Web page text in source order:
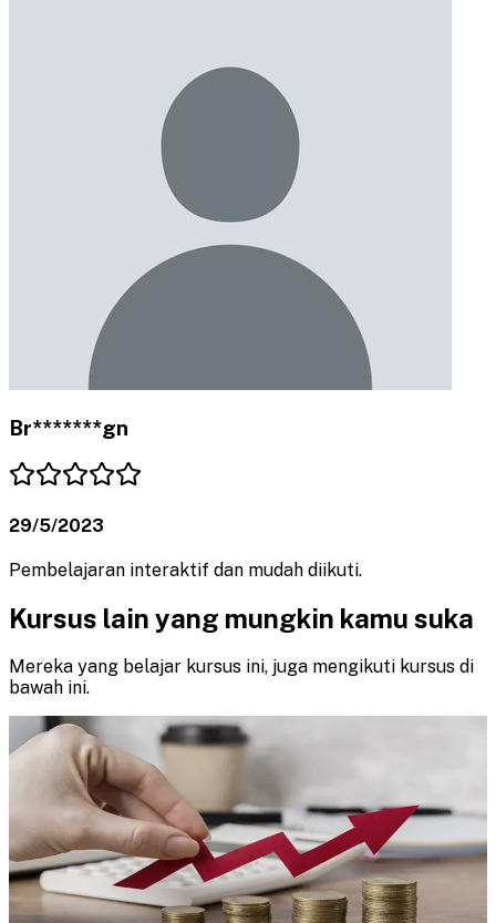
Br*******gn
29/5/2023
Pembelajaran interaktif dan mudah diikuti.
Kursus lain yang mungkin kamu suka
Mereka yang belajar kursus ini, juga mengikuti kursus di
bawah ini.